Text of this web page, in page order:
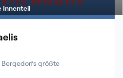
Innenteil
Bergedorfs größte